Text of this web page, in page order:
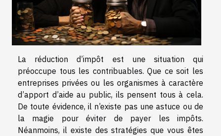
La réduction d’impôt est une situation qui
préoccupe tous les contribuables. Que ce soit les
entreprises privées ou les organismes à caractère
d’apport d’aide au public, ils pensent tous à cela.
De toute évidence, il n’existe pas une astuce ou de
la magie pour éviter de payer les impôts.
Néanmoins, il existe des stratégies que vous êtes